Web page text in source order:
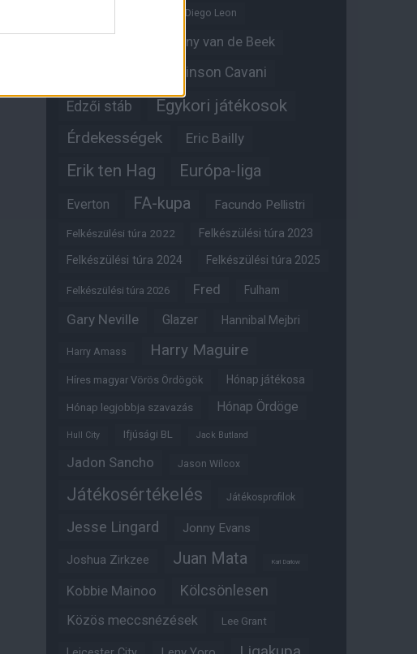
Diego Leon
Donny van de Beek
Edinson Cavani
Edzői stáb Egykori játékosok
Érdekességek Eric Bailly
Erik ten Hag Európa-liga
Everton FA-kupa Facundo Pellistri
Felkészülési túra 2022 Felkészülési túra 2023
Felkészülési túra 2024 Felkészülési túra 2025
Felkészülési túra 2026 Fred Fulham
Gary Neville Glazer Hannibal Mejbri
Harry Amass Harry Maguire
Híres magyar Vörös Ördögök Hónap játékosa
Hónap legjobbja szavazás Hónap Ördöge
Hull City Ifjúsági BL Jack Butland
Jadon Sancho Jason Wilcox
Játékosértékelés Játékosprofilok
Jesse Lingard Jonny Evans
Joshua Zirkzee Juan Mata Karl Darlow
Kobbie Mainoo Kölcsönlesen
Közös meccsnézések Lee Grant